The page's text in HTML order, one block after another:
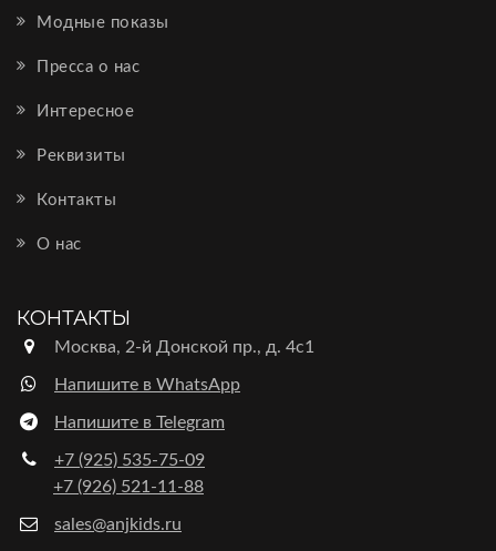
Модные показы
Пресса о нас
Интересное
Реквизиты
Контакты
О нас
КОНТАКТЫ
Москва, 2-й Донской пр., д. 4с1
Напишите в WhatsApp
Напишите в Telegram
+7 (925) 535-75-09
+7 (926) 521-11-88
sales@anjkids.ru